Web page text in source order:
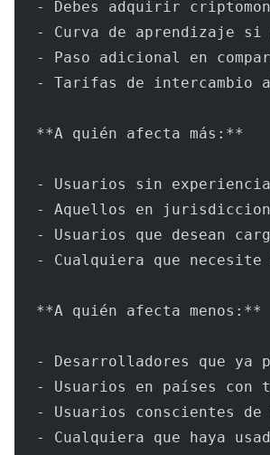
- Debes adquirir
- Curva de aprendizaje si
- Paso adicional en
- Tarifas de intercambio
**A quién afecta más:**
- Usuarios sin experiencia
- Aquellos en
- Usuarios que desean
- Cualquiera que
**A quién afecta menos:**
- Desarrolladores que ya
- Usuarios en países con
- Usuarios conscientes
- Cualquiera que haya